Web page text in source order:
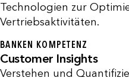
Technologien zur
Vertriebsaktivitäten.
BANKEN KOMPETENZ
Customer Insights
Verstehen und